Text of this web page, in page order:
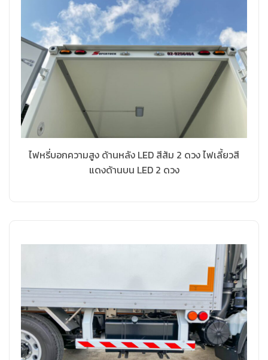
ไฟหรี่บอกความสูง ด้านหลัง LED สีส้ม 2 ดวง ไฟเลี้ยวสี
แดงด้านบน LED 2 ดวง